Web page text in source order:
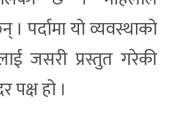
पर्दामा यो व्यवस्थाको
जसरी प्रस्तुत गरेकी
पक्ष हो ।